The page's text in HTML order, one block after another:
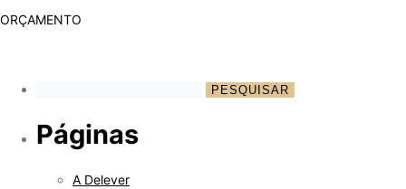
ORÇAMENTO
Páginas
A Delever